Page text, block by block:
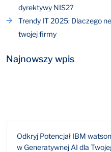
dyrektywy NIS2?
Trendy IT 2025: Dlaczego
twojej firmy
Najnowszy wpis
Odkryj Potencjał IBM
w Generatywnej AI dla